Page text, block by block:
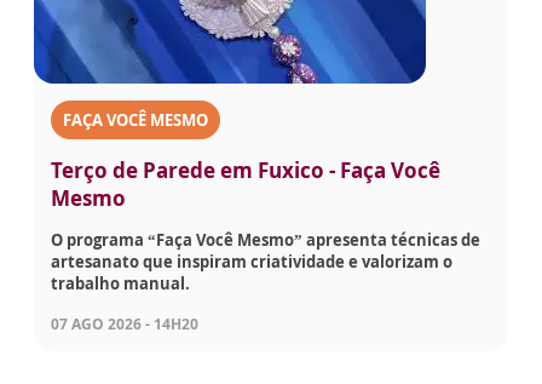
FAÇA VOCÊ MESMO
Terço de Parede em Fuxico - Faça Você
Mesmo
O programa “Faça Você Mesmo” apresenta técnicas de
artesanato que inspiram criatividade e valorizam o
trabalho manual.
07 AGO 2026 - 14H20